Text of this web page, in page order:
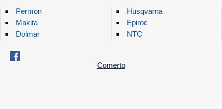
Permon
Husqvarna
Makita
Epiroc
Dolmar
NTC
Comerto